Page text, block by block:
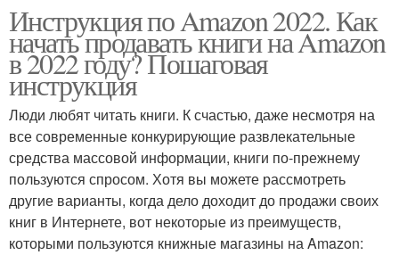
Инструкция по Amazon 2022. Как
начать продавать книги на Amazon
в 2022 году? Пошаговая
инструкция
Люди любят читать книги. К счастью, даже несмотря на
все современные конкурирующие развлекательные
средства массовой информации, книги по-прежнему
пользуются спросом. Хотя вы можете рассмотреть
другие варианты, когда дело доходит до продажи своих
книг в Интернете, вот некоторые из преимуществ,
которыми пользуются книжные магазины на Amazon: